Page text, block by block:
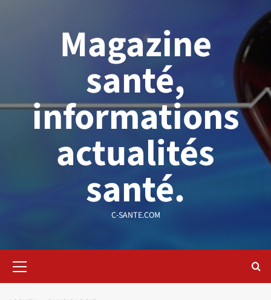
Magazine
santé,
informations
actualités
santé.
C-SANTE.COM
principal